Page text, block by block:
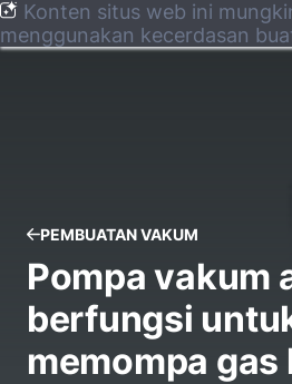
Konten situs web ini
menggunakan kecerdasan
PEMBUATAN VAKUM
Pompa vakum
berfungsi
memompa gas